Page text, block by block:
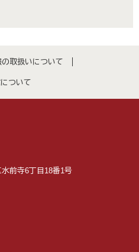
取扱いについて
ついて
前寺6丁目18番1号